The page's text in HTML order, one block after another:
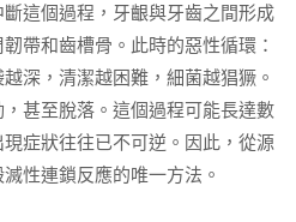
這個過程，牙齦與牙齒之間形成
帶和齒槽骨。此時的惡性循環：
深，清潔越困難，細菌越猖獗。
甚至脫落。這個過程可能長達數
症狀往往已不可逆。因此，從源
性連鎖反應的唯一方法。